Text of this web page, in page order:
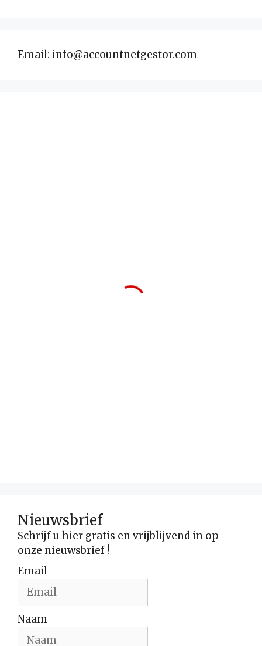
Email: info@accountnetgestor.com
Nieuwsbrief
Schrijf u hier gratis en vrijblijvend in op
onze nieuwsbrief !
Email
Naam